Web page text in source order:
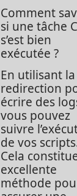
Comment
si une tâche
s’est bien
exécutée ?
En utilisant la
redirection
écrire des
vous pouvez
suivre
de vos
Cela
excellente
méthode